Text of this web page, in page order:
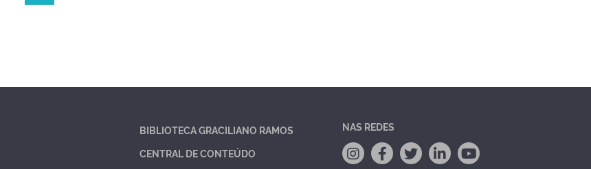
BIBLIOTECA GRACILIANO RAMOS
CENTRAL DE CONTEÚDO
NAS REDES